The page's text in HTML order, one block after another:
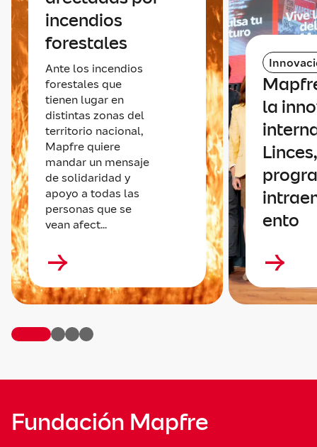
incendios
forestales
Ante los incendios
forestales que
tienen lugar en
distintas zonas del
territorio nacional,
Mapfre quiere
mandar un mensaje
de solidaridad y
apoyo a todas las
personas que se
vean afect...
la
ento
Fundación Mapfre